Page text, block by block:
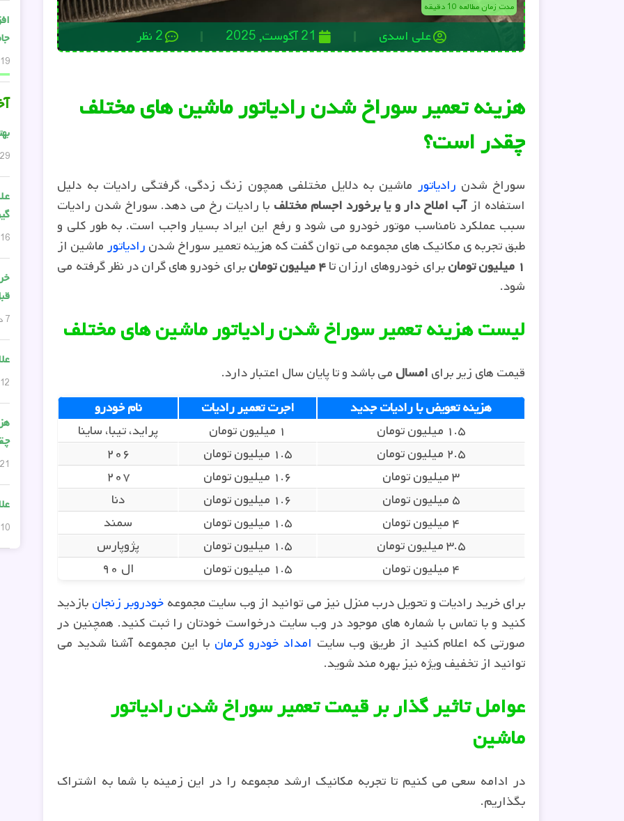
19 می, 2024
29 ژوئن, 2026
16 دسامبر, 2025
7 دسامبر, 2025
12 نوامبر, 2025
21 آگوست, 2025
10 آگوست, 2025
علی اسدی 21 آگوست, 2025 2 نظر
مدت زمان مطالعه 10 دقیقه
هزینه تعمیر سوراخ شدن رادیاتور ماشین های مختلف
چقدر است؟
سوراخ شدن رادیاتور ماشین به دلایل مختلفی همچون زنگ زدگی، گرفتگی رادیات به دلیل
استفاده ازآب املاح دار و یا برخورد اجسام مختلف با رادیات رخ می دهد. سوراخ شدن رادیات
سبب عملکرد نامناسب موتور خودرو می شود و رفع این ایراد بسیار واجب است. به طور کلی و
طبق تجربه ی مکانیک های مجموعه می توان گفت که هزینه تعمیر سوراخ شدن رادیاتور ماشین از
۱ میلیون تومان
برای خودروهای ارزان تا۴ میلیون تومان
برای خودرو های گران در نظر گرفته می
شود.
لیست هزینه تعمیر سوراخ شدن رادیاتور ماشین های مختلف
قیمت های زیر برای امسال می باشد و تا پایان سال اعتبار دارد.
هزینه تعویض با رادیات جدید
اجرت تعمیر رادیات
نام خودرو
۱.۵ میلیون تومان
۱ میلیون تومان
پراید، تیبا، ساینا
۲.۵ میلیون تومان
۱.۵ میلیون تومان
۲۰۶
۳ میلیون تومان
۱.۶ میلیون تومان
۲۰۷
۵ میلیون تومان
۱.۶ میلیون تومان
دنا
۴ میلیون تومان
۱.۵ میلیون تومان
سمند
۳.۵ میلیون تومان
۱.۵ میلیون تومان
پژوپارس
۴ میلیون تومان
۱.۵ میلیون تومان
ال ۹۰
برای خرید رادیات و تحویل درب منزل نیز می توانید از وب سایت مجموعه خودروبر زنجان بازدید
کنید و با تماس با شماره های موجود در وب سایت درخواست خودتان را ثبت کنید. همچنین در
صورتی که اعلام کنید از طریق وب سایت امداد خودرو کرمان با این مجموعه آشنا شدید می
توانید از تخفیف ویژه نیز بهره مند شوید.
عوامل تاثیر گذار بر قیمت تعمیر سوراخ شدن رادیاتور
ماشین
در ادامه سعی می کنیم تا تجربه مکانیک ارشد مجموعه را در این زمینه با شما به اشتراک
بگذاریم.